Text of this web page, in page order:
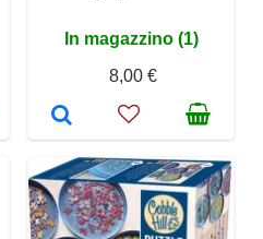
In magazzino (1)
8,00 €